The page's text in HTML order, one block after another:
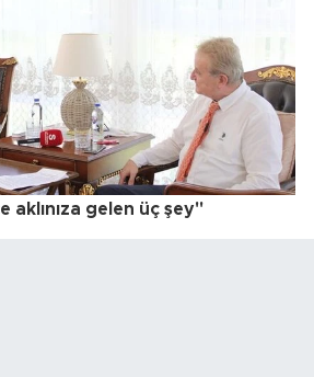
aklınıza gelen üç şey"